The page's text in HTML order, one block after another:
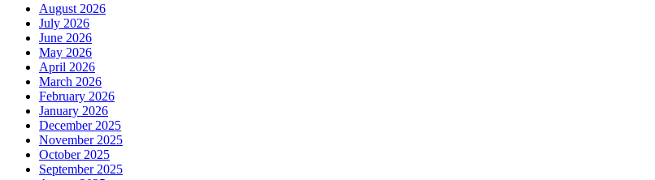
August 2026
July 2026
June 2026
May 2026
April 2026
March 2026
February 2026
January 2026
December 2025
November 2025
October 2025
September 2025